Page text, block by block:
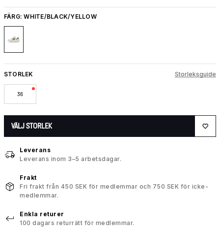
FÄRG:WHITE/BLACK/YELLOW
STORLEK Storleksguide
36
VÄLJ STORLEK
Leverans
Leverans inom 3–5 arbetsdagar.
Frakt
Fri frakt från 450 SEK för medlemmar och 750 SEK för icke-
medlemmar.
Enkla returer
100 dagars returrätt för medlemmar.